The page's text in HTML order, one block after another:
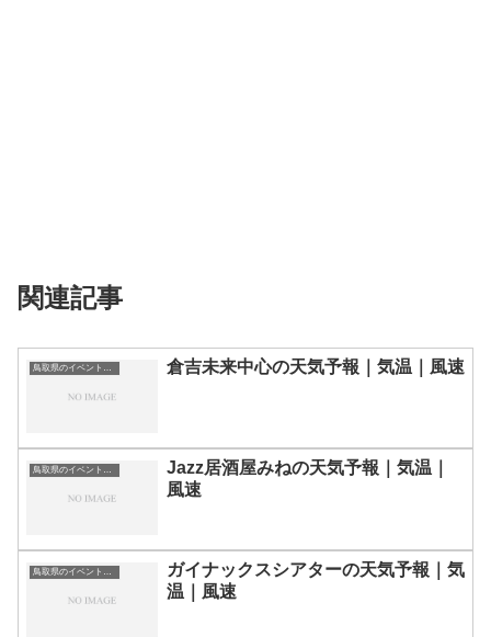
関連記事
鳥取県のイベント会場一覧 倉吉未来中心の天気予報｜気温｜風速
鳥取県のイベント会場一覧
Jazz居酒屋みねの天気予報｜気温｜
風速
鳥取県のイベント会場一覧
ガイナックスシアターの天気予報｜気
温｜風速